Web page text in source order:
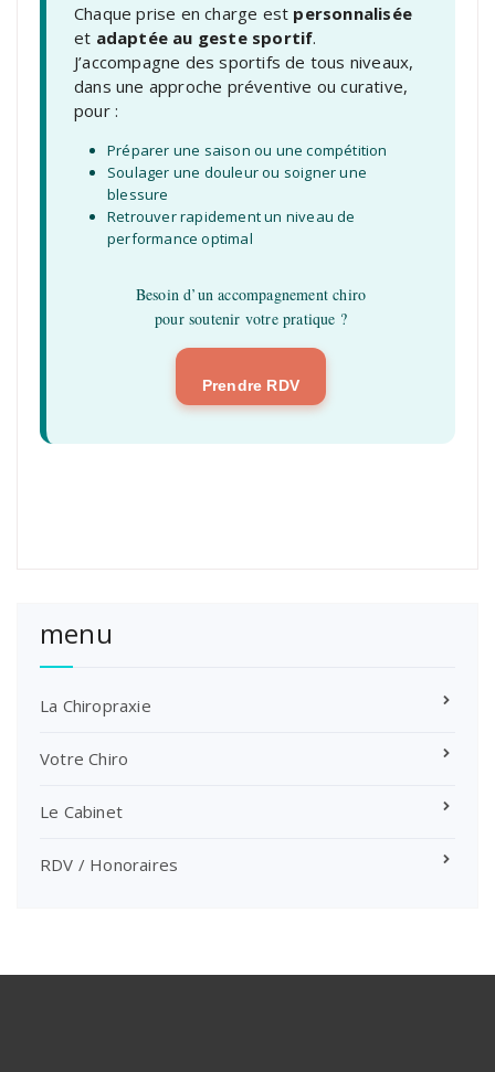
Chaque prise en charge est personnalisée
et adaptée au geste sportif.
J’accompagne des sportifs de tous niveaux,
dans une approche préventive ou curative,
pour :
Préparer une saison ou une compétition
Soulager une douleur ou soigner une
blessure
Retrouver rapidement un niveau de
performance optimal
Besoin d’un accompagnement chiro
pour soutenir votre pratique ?
Prendre RDV
menu
La Chiropraxie
Votre Chiro
Le Cabinet
RDV / Honoraires